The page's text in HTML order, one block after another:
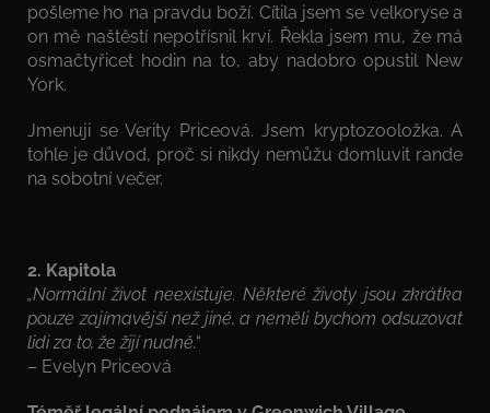
pošleme ho na pravdu boží. Cítila jsem se velkoryse a
on mě naštěstí nepotřísnil krví. Řekla jsem mu, že má
osmačtyřicet hodin na to, aby nadobro opustil New
York.
Jmenuji se Verity Priceová. Jsem kryptozooložka. A
tohle je důvod, proč si nikdy nemůžu domluvit rande
na sobotní večer.
2. Kapitola
„Normální život neexistuje. Některé životy jsou zkrátka
pouze zajímavější než jiné, a neměli bychom odsuzovat
lidi za to, že žijí nudně.“
– Evelyn Priceová